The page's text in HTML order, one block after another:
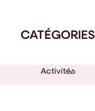
CATÉGORIES
Activités